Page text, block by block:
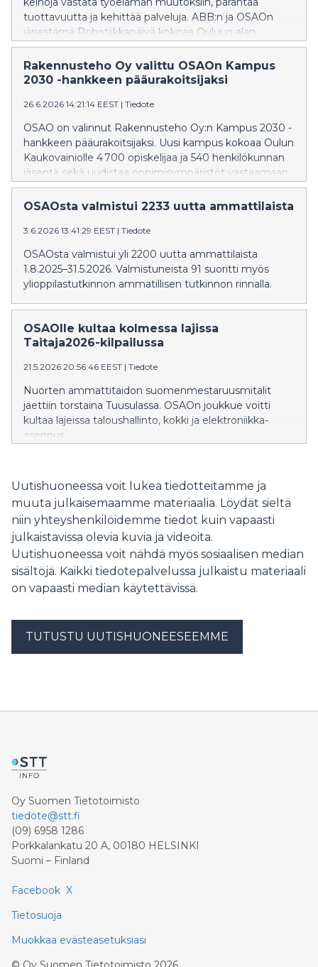
tuottavuutta ja kehittää palveluja. ABB:n ja OSAOn
järjestämä Robotiikkapäivä kokoaa Ouluun alan
asiantuntijat, yritykset ja opiskelijat tutustumaan
uusimpiin teknologioihin ja niiden käytännön
sovelluksiin.
Rakennusteho Oy valittu OSAOn Kampus
2030 -hankkeen pääurakoitsijaksi
26.6.2026 14:21:14 EEST | Tiedote
OSAO on valinnut Rakennusteho Oy:n Kampus 2030 -
hankkeen pääurakoitsijaksi. Uusi kampus kokoaa Oulun
Kaukovainiolle 4 700 opiskelijaa ja 540 henkilökunnan
jäsentä sekä uudistaa oppimisympäristöt vastaamaan
tulevaisuuden tarpeita.
OSAOsta valmistui 2233 uutta ammattilaista
3.6.2026 13:41:29 EEST | Tiedote
OSAOsta valmistui yli 2200 uutta ammattilaista
1.8.2025–31.5.2026. Valmistuneista 91 suoritti myös
ylioppilastutkinnon ammatillisen tutkinnon rinnalla.
OSAOlle kultaa kolmessa lajissa
Taitaja2026-kilpailussa
21.5.2026 20:56:46 EEST | Tiedote
Nuorten ammattitaidon suomenmestaruusmitalit
jaettiin torstaina Tuusulassa. OSAOn joukkue voitti
kultaa lajeissa taloushallinto, kokki ja elektroniikka-
asennus.
Uutishuoneessa voit lukea tiedotteitamme ja
muuta julkaisemaamme materiaalia. Löydät sieltä
niin yhteyshenkilöidemme tiedot kuin vapaasti
julkaistavissa olevia kuvia ja videoita.
Uutishuoneessa voit nähdä myös sosiaalisen median
sisältöjä. Kaikki tiedotepalvelussa julkaistu materiaali
on vapaasti median käytettävissä.
TUTUSTU UUTISHUONEESEEMME
Oy Suomen Tietotoimisto
tiedote@stt.fi
(09) 6958 1286
Porkkalankatu 20 A, 00180 HELSINKI
Suomi – Finland
Facebook X
Tietosuoja
Muokkaa evästeasetuksiasi